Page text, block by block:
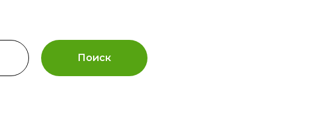
Поиск